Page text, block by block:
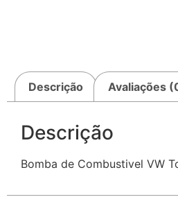
Descrição Avaliações
Descrição
Bomba de Combustivel VW